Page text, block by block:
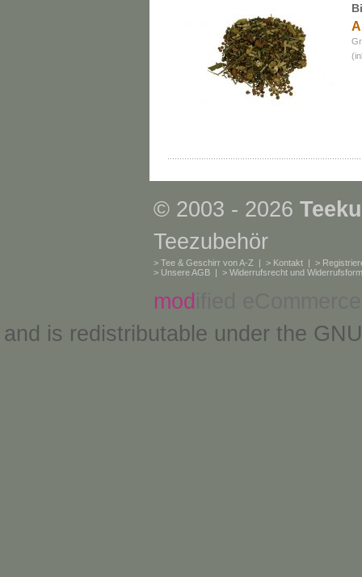
© 2003 - 2026
Teezubehör
> Tee & Geschirr von A-Z | > Kontakt | >
> Unsere AGB | > Widerrufsrecht und
mod
and is redistributable under the